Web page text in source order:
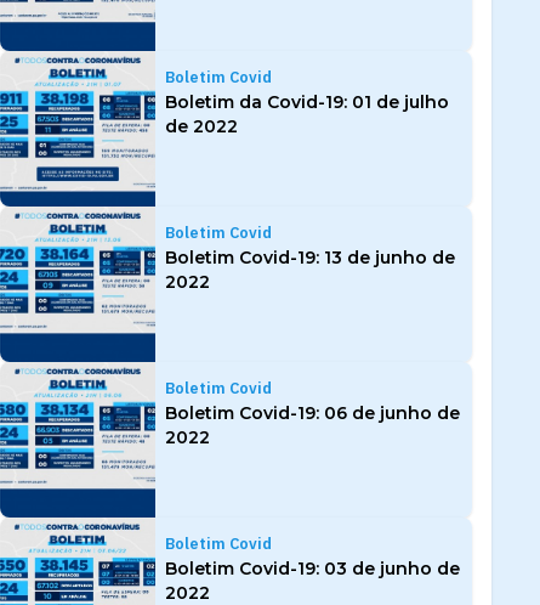
Boletim Covid
Boletim da Covid-19: 01 de julho
de 2022
Boletim Covid
Boletim Covid-19: 13 de junho de
2022
Boletim Covid
Boletim Covid-19: 06 de junho de
2022
Boletim Covid
Boletim Covid-19: 03 de junho de
2022